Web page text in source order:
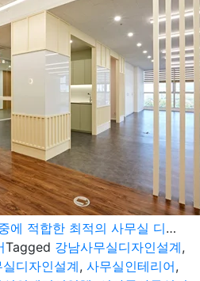
신사동인테리어 업무 집중에 적합한 최적의 사무실 디자인 설계
Tagged 강남사무실디자인설계,
디자인설계, 사무실인테리어,